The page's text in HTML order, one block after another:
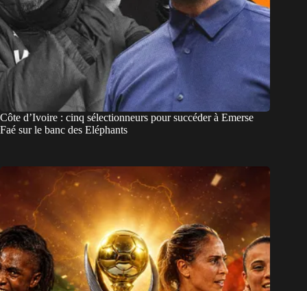
Côte d’Ivoire : cinq sélectionneurs pour succéder à Emerse
Faé sur le banc des Eléphants